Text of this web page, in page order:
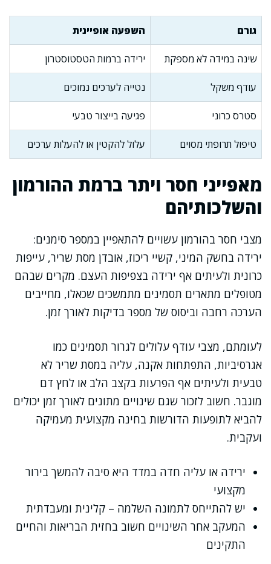
גורם השפעה אופיינית
שינה במידה לא מספקת ירידה ברמות הטסטוסטרון
עודף משקל נטייה לערכים נמוכים
סטרס כרוני פגיעה בייצור טבעי
טיפול תרופתי מסוים עלול להקטין או להעלות ערכים
מאפייני חסר ויתר ברמת ההורמון
והשלכותיהם
מצבי חסר בהורמון עשויים להתאפיין במספר סימנים:
ירידה בחשק המיני, קשיי ריכוז, אובדן מסת שריר, עייפות
כרונית ולעיתים אף ירידה בצפיפות העצם. מקרים שבהם
מטופלים מתארים תסמינים מתמשכים שכאלו, מחייבים
הערכה רחבה וביסוס של מספר בדיקות לאורך זמן.
לעומתם, מצבי עודף עלולים לגרור תסמינים כמו
אגרסיביות, התפתחות אקנה, עליה במסת שריר לא
טבעית ולעיתים אף הפרעות בקצב הלב או לחץ דם
מוגבר. חשוב לזכור שגם שינויים מתונים לאורך זמן יכולים
להביא לתופעות הדורשות בחינה מקצועית מעמיקה
ועקבית.
ירידה או עליה חדה במדד היא סיבה להמשך בירור
מקצועי
יש להתייחס לתמונה השלמה – קלינית ומעבדתית
המעקב אחר השינויים חשוב בחזית הבריאות והחיים
התקינים